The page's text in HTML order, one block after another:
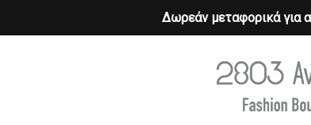
Δωρεάν μεταφορικά για
Hit enter to search or ESC to close